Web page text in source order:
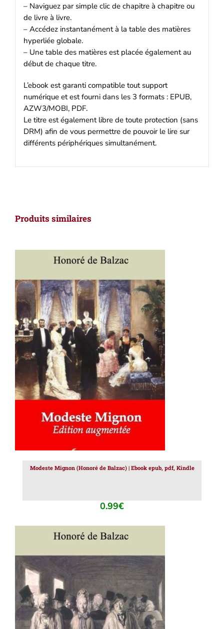
– Naviguez par simple clic de chapitre à chapitre ou
de livre à livre.
– Accédez instantanément à la table des matières
hyperliée globale.
– Une table des matières est placée également au
début de chaque titre.
L’ebook est garanti compatible tout support
numérique et est fourni dans les 3 formats : EPUB,
AZW3/MOBI, PDF.
Le titre est également libre de toute protection (sans
DRM) afin de vous permettre de pouvoir le lire sur
différents périphériques simultanément.
Produits similaires
AJOUTER AU PANIER / DÉTAILS
Modeste Mignon (Honoré de Balzac) | Ebook epub, pdf, Kindle
0.99€